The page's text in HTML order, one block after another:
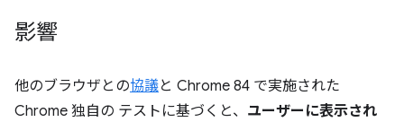
影響
他のブラウザとの協議と Chrome 84 で実施された
Chrome 独自の テストに基づくと、 ユーザーに表示され